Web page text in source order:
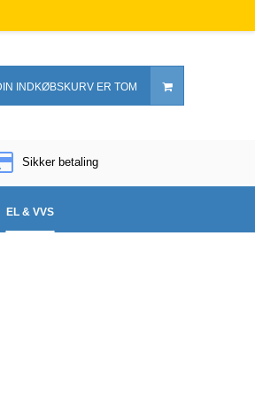
INDKØBSKURV ER TOM
Sikker betaling
EL & VVS